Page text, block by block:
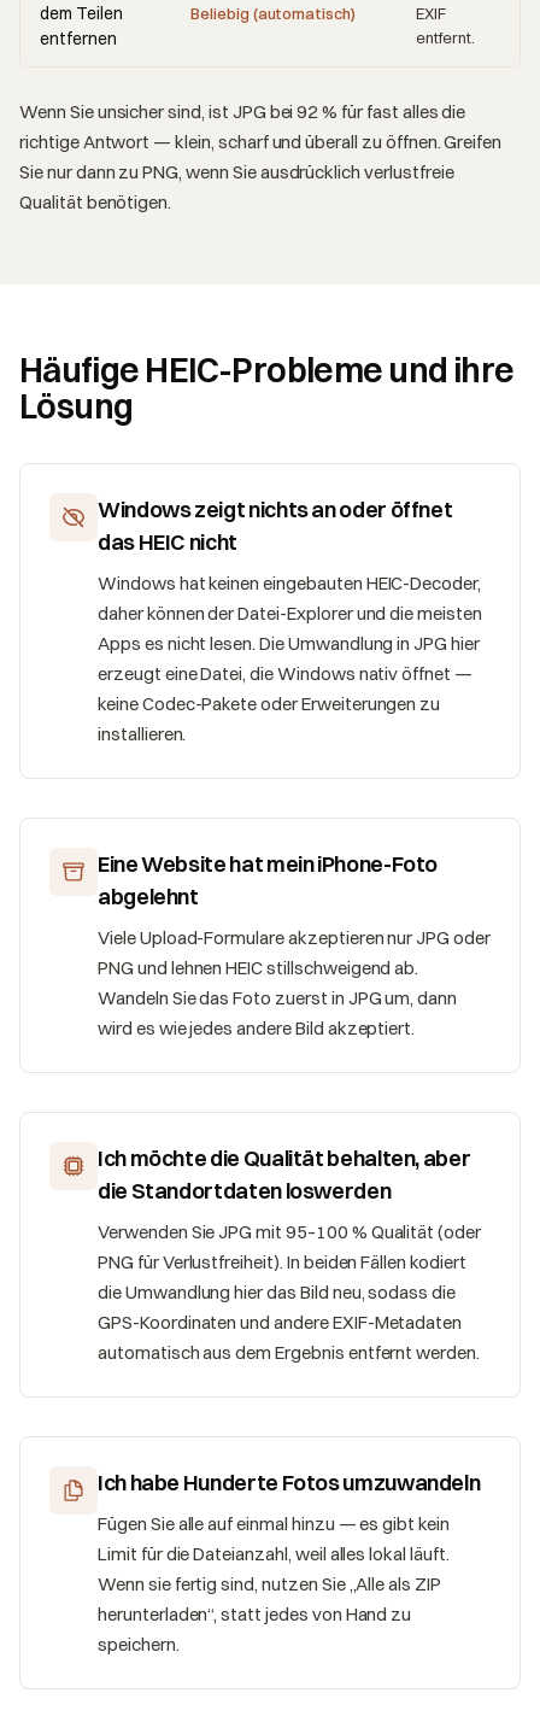
dem Teilen
entfernen
Beliebig (automatisch)
EXIF
entfernt.
Wenn Sie unsicher sind, ist JPG bei 92 % für fast alles die
richtige Antwort — klein, scharf und überall zu öffnen. Greifen
Sie nur dann zu PNG, wenn Sie ausdrücklich verlustfreie
Qualität benötigen.
Häufige HEIC-Probleme und ihre
Lösung
Windows zeigt nichts an oder öffnet
das HEIC nicht
Windows hat keinen eingebauten HEIC-Decoder,
daher können der Datei-Explorer und die meisten
Apps es nicht lesen. Die Umwandlung in JPG hier
erzeugt eine Datei, die Windows nativ öffnet —
keine Codec-Pakete oder Erweiterungen zu
installieren.
Eine Website hat mein iPhone-Foto
abgelehnt
Viele Upload-Formulare akzeptieren nur JPG oder
PNG und lehnen HEIC stillschweigend ab.
Wandeln Sie das Foto zuerst in JPG um, dann
wird es wie jedes andere Bild akzeptiert.
Ich möchte die Qualität behalten, aber
die Standortdaten loswerden
Verwenden Sie JPG mit 95–100 % Qualität (oder
PNG für Verlustfreiheit). In beiden Fällen kodiert
die Umwandlung hier das Bild neu, sodass die
GPS-Koordinaten und andere EXIF-Metadaten
automatisch aus dem Ergebnis entfernt werden.
Ich habe Hunderte Fotos umzuwandeln
Fügen Sie alle auf einmal hinzu — es gibt kein
Limit für die Dateianzahl, weil alles lokal läuft.
Wenn sie fertig sind, nutzen Sie „Alle als ZIP
herunterladen“, statt jedes von Hand zu
speichern.